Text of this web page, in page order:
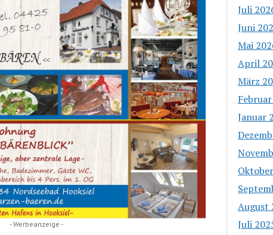
- Werbeanzeige -
Juli
Juni
Mai
April
März
Januar
August
Juli